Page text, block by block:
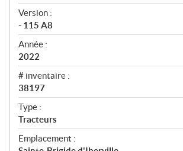
c
a
t
i
o
n
s
Version :
- 115 A8
Année :
2022
# inventaire :
38197
Type :
Tracteurs
Emplacement :